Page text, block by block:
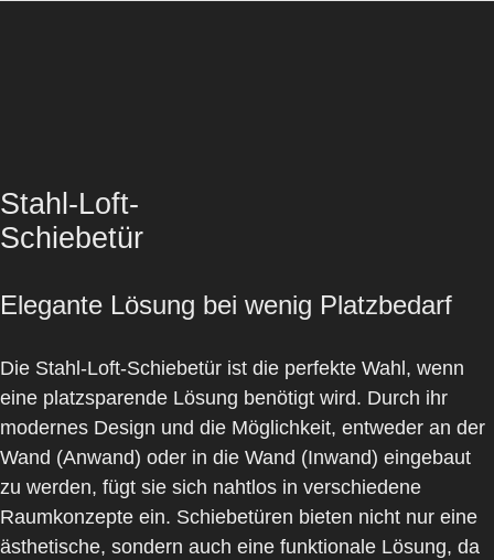
Stahl-Loft-
Schiebetür
Elegante Lösung bei wenig Platzbedarf
Die Stahl-Loft-Schiebetür ist die perfekte Wahl, wenn
eine platzsparende Lösung benötigt wird. Durch ihr
modernes Design und die Möglichkeit, entweder an der
Wand (Anwand) oder in die Wand (Inwand) eingebaut
zu werden, fügt sie sich nahtlos in verschiedene
Raumkonzepte ein. Schiebetüren bieten nicht nur eine
ästhetische, sondern auch eine funktionale Lösung, da